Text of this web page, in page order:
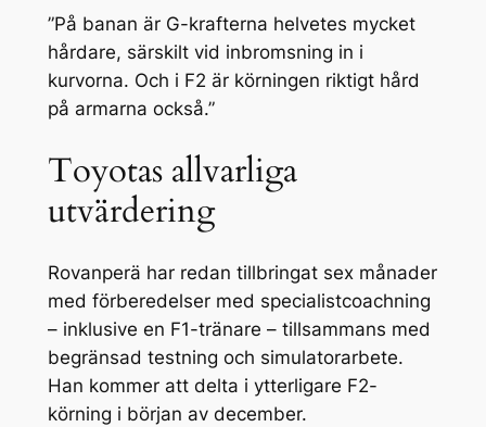
”På banan är G-krafterna helvetes mycket
hårdare, särskilt vid inbromsning in i
kurvorna. Och i F2 är körningen riktigt hård
på armarna också.”
Toyotas allvarliga
utvärdering
Rovanperä har redan tillbringat sex månader
med förberedelser med specialistcoachning
– inklusive en F1-tränare – tillsammans med
begränsad testning och simulatorarbete.
Han kommer att delta i ytterligare F2-
körning i början av december.